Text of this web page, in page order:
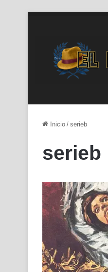
Inicio / serieb
serieb